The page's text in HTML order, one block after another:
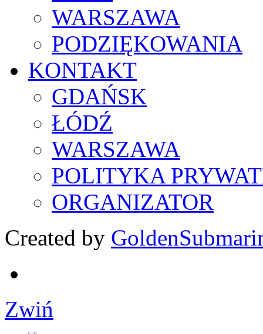
WARSZAWA
PODZIĘKOWANIA
KONTAKT
GDAŃSK
ŁÓDŹ
WARSZAWA
POLITYKA
ORGANIZATOR
Created by
Zwiń